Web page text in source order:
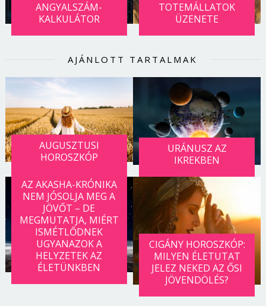
ANGYALSZÁM-
KALKULÁTOR
TOTEMÁLLATOK
ÜZENETE
AJÁNLOTT TARTALMAK
AUGUSZTUSI
HOROSZKÓP
URÁNUSZ AZ
IKREKBEN
AZ AKASHA-KRÓNIKA
NEM JÓSOLJA MEG A
JÖVŐT – DE
MEGMUTATJA, MIÉRT
ISMÉTLŐDNEK
UGYANAZOK A
HELYZETEK AZ
ÉLETÜNKBEN
CIGÁNY HOROSZKÓP:
MILYEN ÉLETUTAT
JELEZ NEKED AZ ŐSI
JÖVENDÖLÉS?